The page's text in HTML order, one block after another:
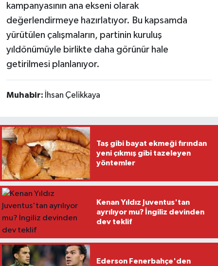
kampanyasının ana ekseni olarak
değerlendirmeye hazırlatıyor. Bu kapsamda
yürütülen çalışmaların, partinin kuruluş
yıldönümüyle birlikte daha görünür hale
getirilmesi planlanıyor.
Muhabir: İhsan Çelikkaya
Taş gibi bayat ekmeği fırından
yeni çıkmış gibi tazeleyen
yöntemler
Kenan Yıldız Juventus'tan
ayrılıyor mu? İngiliz devinden
dev teklif
Ederson Fenerbahçe'den